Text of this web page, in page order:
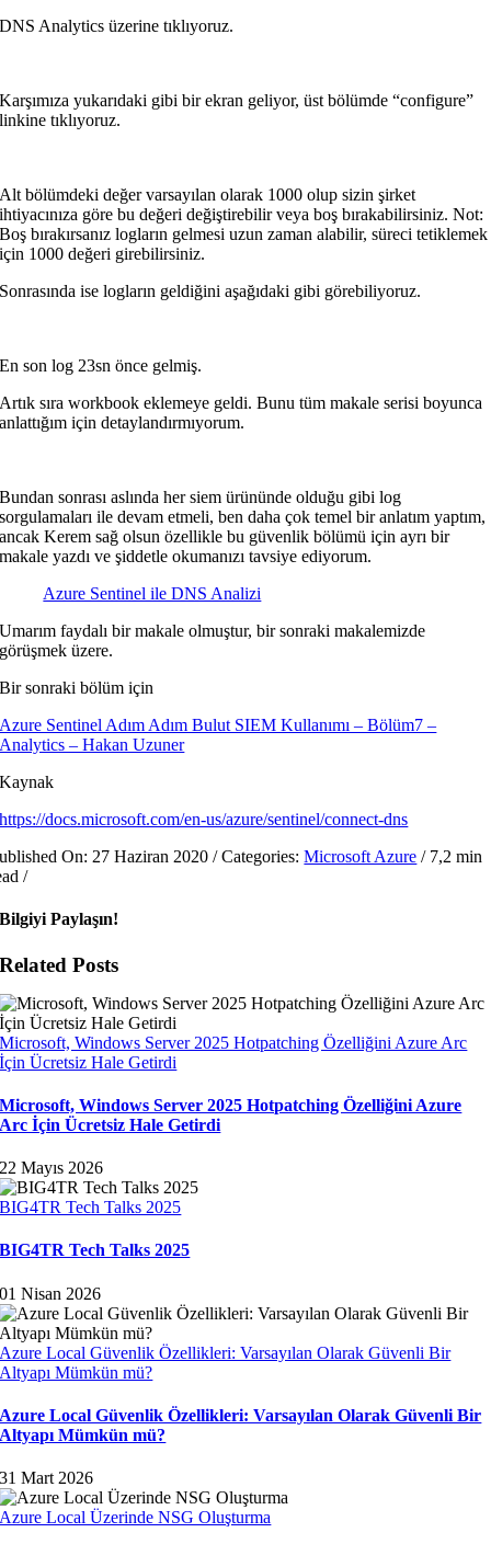
DNS Analytics üzerine tıklıyoruz.
Karşımıza yukarıdaki gibi bir ekran geliyor, üst bölümde “configure”
linkine tıklıyoruz.
Alt bölümdeki değer varsayılan olarak 1000 olup sizin şirket
ihtiyacınıza göre bu değeri değiştirebilir veya boş bırakabilirsiniz. Not:
Boş bırakırsanız logların gelmesi uzun zaman alabilir, süreci tetiklemek
için 1000 değeri girebilirsiniz.
Sonrasında ise logların geldiğini aşağıdaki gibi görebiliyoruz.
En son log 23sn önce gelmiş.
Artık sıra workbook eklemeye geldi. Bunu tüm makale serisi boyunca
anlattığım için detaylandırmıyorum.
Bundan sonrası aslında her siem ürününde olduğu gibi log
sorgulamaları ile devam etmeli, ben daha çok temel bir anlatım yaptım,
ancak Kerem sağ olsun özellikle bu güvenlik bölümü için ayrı bir
makale yazdı ve şiddetle okumanızı tavsiye ediyorum.
Azure Sentinel ile DNS Analizi
Umarım faydalı bir makale olmuştur, bir sonraki makalemizde
görüşmek üzere.
Bir sonraki bölüm için
Azure Sentinel Adım Adım Bulut SIEM Kullanımı – Bölüm7 –
Analytics – Hakan Uzuner
Kaynak
https://docs.microsoft.com/en-us/azure/sentinel/connect-dns
On: 27 Haziran 2020 /Categories:Microsoft Azure / 7,2 min
/
Bilgiyi Paylaşın!
Related Posts
Microsoft, Windows Server 2025 Hotpatching Özelliğini Azure Arc
İçin Ücretsiz Hale Getirdi
Microsoft, Windows Server 2025 Hotpatching Özelliğini Azure
Arc İçin Ücretsiz Hale Getirdi
22 Mayıs 2026
BIG4TR Tech Talks 2025
BIG4TR Tech Talks 2025
01 Nisan 2026
Azure Local Güvenlik Özellikleri: Varsayılan Olarak Güvenli Bir
Altyapı Mümkün mü?
Azure Local Güvenlik Özellikleri: Varsayılan Olarak Güvenli Bir
Altyapı Mümkün mü?
31 Mart 2026
Azure Local Üzerinde NSG Oluşturma